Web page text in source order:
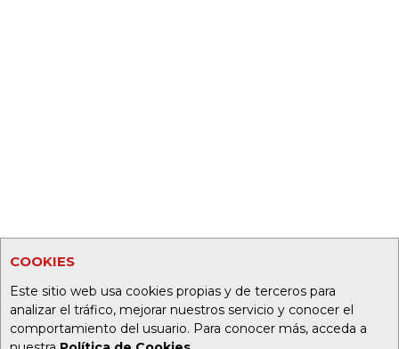
COOKIES
Este sitio web usa cookies propias y de terceros para
analizar el tráfico, mejorar nuestros servicio y conocer el
comportamiento del usuario. Para conocer más, acceda a